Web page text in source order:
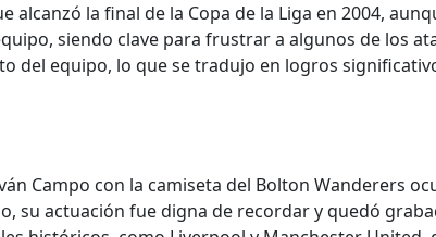
alcanzó la final de la Copa de la Liga en 2004,
siendo clave para frustrar a algunos de los
del equipo, lo que se tradujo en logros
Campo con la camiseta del Bolton Wanderers
su actuación fue digna de recordar y quedó